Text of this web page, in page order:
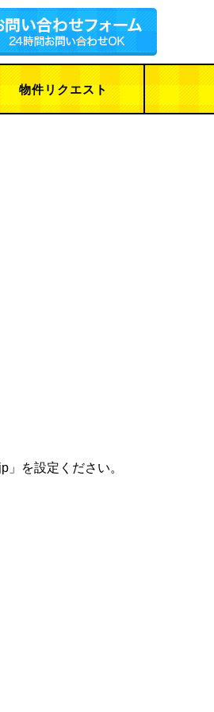
物件リクエスト
を設定ください。